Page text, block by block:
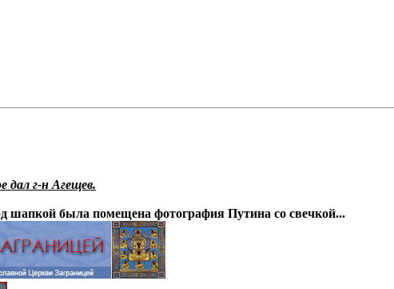
дал г-н Агещев.
была помещена фотография Путина со свечкой...